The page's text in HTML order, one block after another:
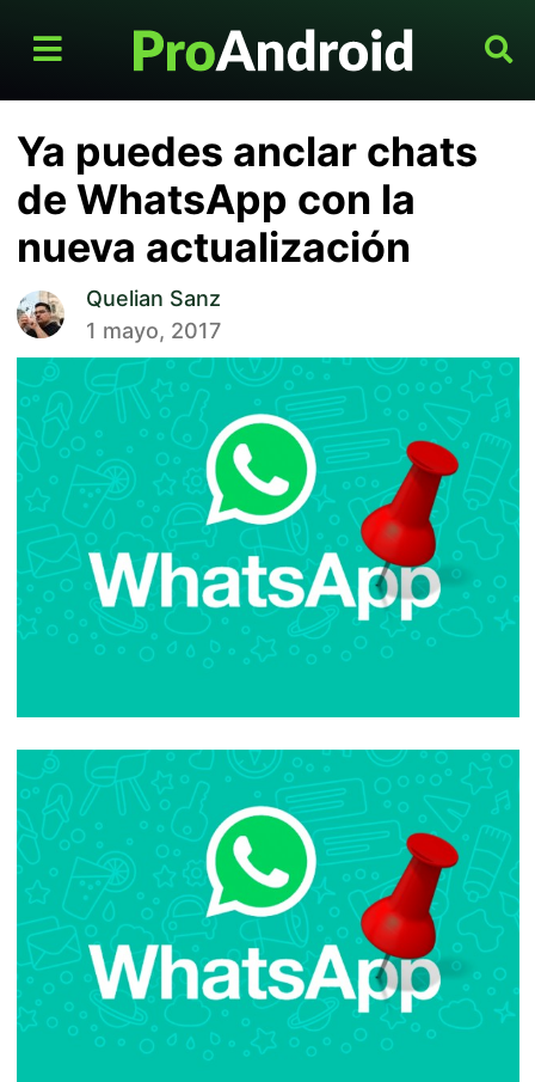
Ya puedes anclar chats
de WhatsApp con la
nueva actualización
Quelian Sanz
1 mayo, 2017